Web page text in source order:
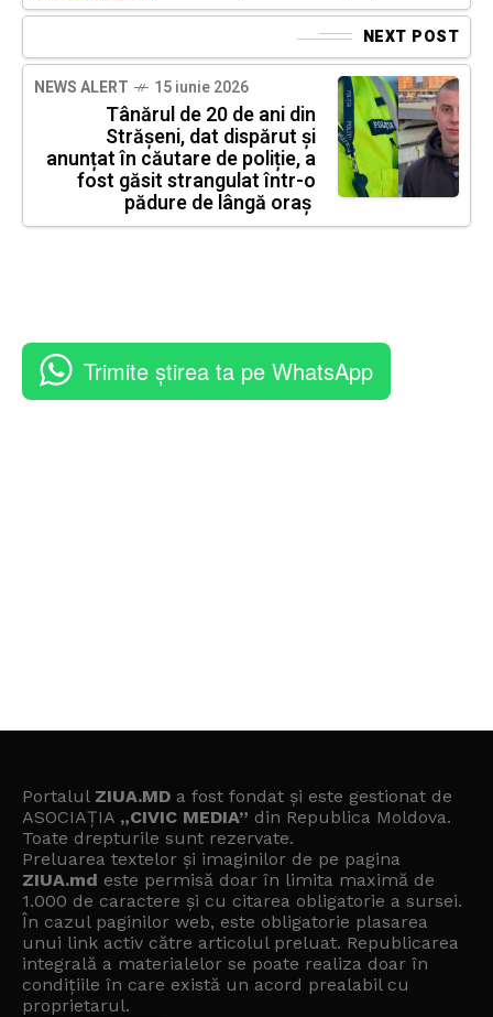
NEXT POST
NEWS ALERT 15 iunie 2026
Tânărul de 20 de ani din
Strășeni, dat dispărut și
anunțat în căutare de poliție, a
fost găsit strangulat într-o
pădure de lângă oraș
Trimite știrea ta pe WhatsApp
Portalul ZIUA.MD a fost fondat și este gestionat de
ASOCIAȚIA „CIVIC MEDIA” din Republica Moldova.
Toate drepturile sunt rezervate.
Preluarea textelor și imaginilor de pe pagina
ZIUA.md este permisă doar în limita maximă de
1.000 de caractere și cu citarea obligatorie a sursei.
În cazul paginilor web, este obligatorie plasarea
unui link activ către articolul preluat. Republicarea
integrală a materialelor se poate realiza doar în
condițiile în care există un acord prealabil cu
proprietarul.